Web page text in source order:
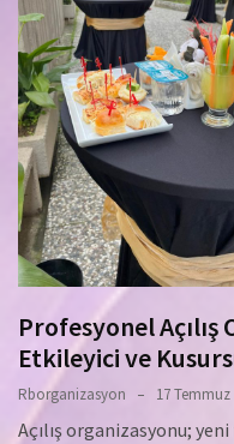
Profesyonel
Etkileyici ve
Rborganizasyon 17 Temmuz
Açılış organizasyonu;